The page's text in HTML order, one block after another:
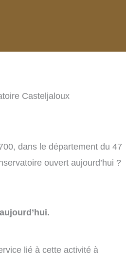
Casteljaloux
dans le département du 47
ouvert aujourd’hui ?
lié à cette activité à